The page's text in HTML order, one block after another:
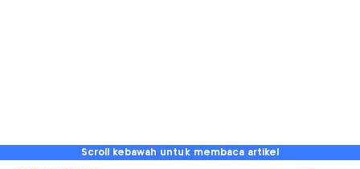
Scroll kebawah untuk membaca artikel